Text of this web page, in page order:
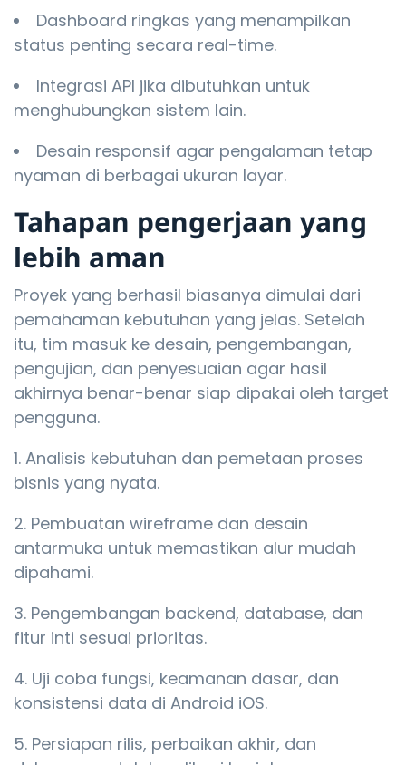
Dashboard ringkas yang menampilkan
status penting secara real-time.
Integrasi API jika dibutuhkan untuk
menghubungkan sistem lain.
Desain responsif agar pengalaman tetap
nyaman di berbagai ukuran layar.
Tahapan pengerjaan yang
lebih aman
Proyek yang berhasil biasanya dimulai dari
pemahaman kebutuhan yang jelas. Setelah
itu, tim masuk ke desain, pengembangan,
pengujian, dan penyesuaian agar hasil
akhirnya benar-benar siap dipakai oleh target
pengguna.
Analisis kebutuhan dan pemetaan proses
bisnis yang nyata.
Pembuatan wireframe dan desain
antarmuka untuk memastikan alur mudah
dipahami.
Pengembangan backend, database, dan
fitur inti sesuai prioritas.
Uji coba fungsi, keamanan dasar, dan
konsistensi data di Android iOS.
Persiapan rilis, perbaikan akhir, dan